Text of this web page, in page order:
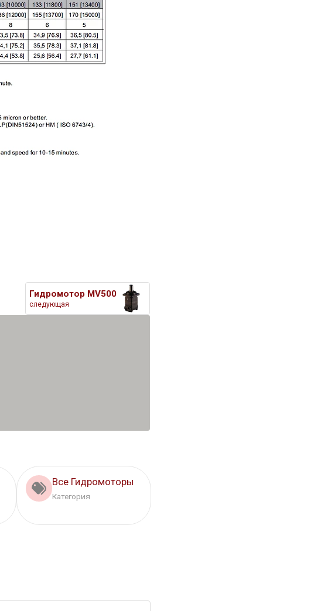
Гидромотор MV500
следующая
Все Гидромоторы
Категория